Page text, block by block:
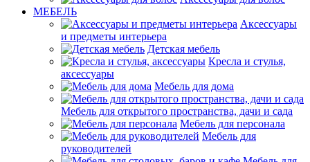
МЕБЕЛЬ
Аксессуары
и предметы интерьера
Детская мебель
Кресла и стулья,
аксессуары
Мебель для дома
Мебель для открытого пространства, дачи и сада
Мебель для персонала
Мебель для
руководителей